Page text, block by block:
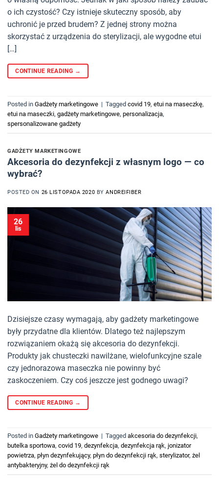
o ich czystość? Czy istnieje skuteczny sposób, aby
uchronić je przed brudem? Z jednej strony można
skorzystać z urządzenia do sterylizacji, ale wygodne etui
[…]
CONTINUE READING →
Posted in Gadżety marketingowe | Tagged covid 19, etui na maseczkę,
etui na maseczki, gadżety marketingowe, personalizacja,
spersonalizowane gadżety
GADŻETY MARKETINGOWE
Akcesoria do dezynfekcji z własnym logo — co
wybrać?
POSTED ON 26 LISTOPADA 2020 BYANDREIFIBER
26
lis
Dzisiejsze czasy wymagają, aby gadżety marketingowe
były przydatne dla klientów. Dlatego też najlepszym
rozwiązaniem okażą się akcesoria do dezynfekcji.
Produkty jak chusteczki nawilżane, wielofunkcyjne szale
czy jednorazowa maseczka nie powinny być
zaskoczeniem. Czy coś jeszcze jest godnego uwagi?
CONTINUE READING →
Posted in Gadżety marketingowe | Tagged akcesoria do dezynfekcji,
butelka sportowa, covid 19, dezynfekcja, dezynfekcja rąk, jonizator
powietrza, płyn dezynfekujący, płyn do dezynfekcji rąk, sterylizator, żel
antybakteryjny, żel do dezynfekcji rąk